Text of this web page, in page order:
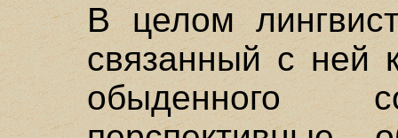
В целом
связанный с ней